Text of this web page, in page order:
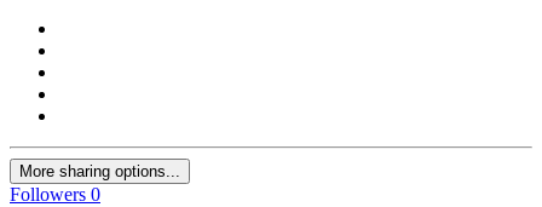
More sharing options...
Followers 0